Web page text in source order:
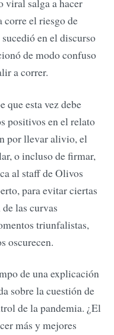
viral salga a hacer
corre el riesgo de
en el discurso
de modo confuso
a correr.
que esta vez debe
positivos en el relato
por llevar alivio, el
o incluso de firmar,
al staff de Olivos
para evitar ciertas
las curvas
triunfalistas,
oscurecen.
de una explicación
sobre la cuestión de
de la pandemia. ¿El
más y mejores